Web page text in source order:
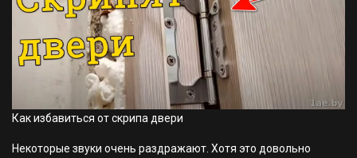
Как избавиться от скрипа двери
Некоторые звуки очень раздражают. Хотя это довольно